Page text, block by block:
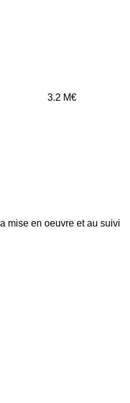
3.2 M€
mise en oeuvre et au suivi